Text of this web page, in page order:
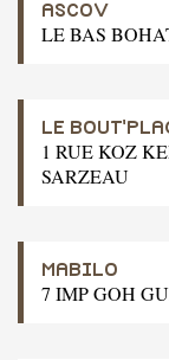
ASCOV
LE BAS
LE
1 RUE KOZ
SARZEAU
MABILO
7 IMP GOH